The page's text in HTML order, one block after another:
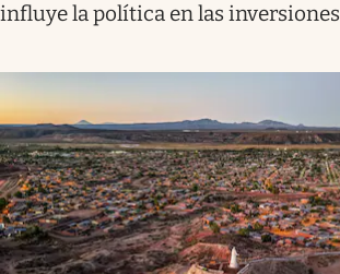
influye la política en las inversiones